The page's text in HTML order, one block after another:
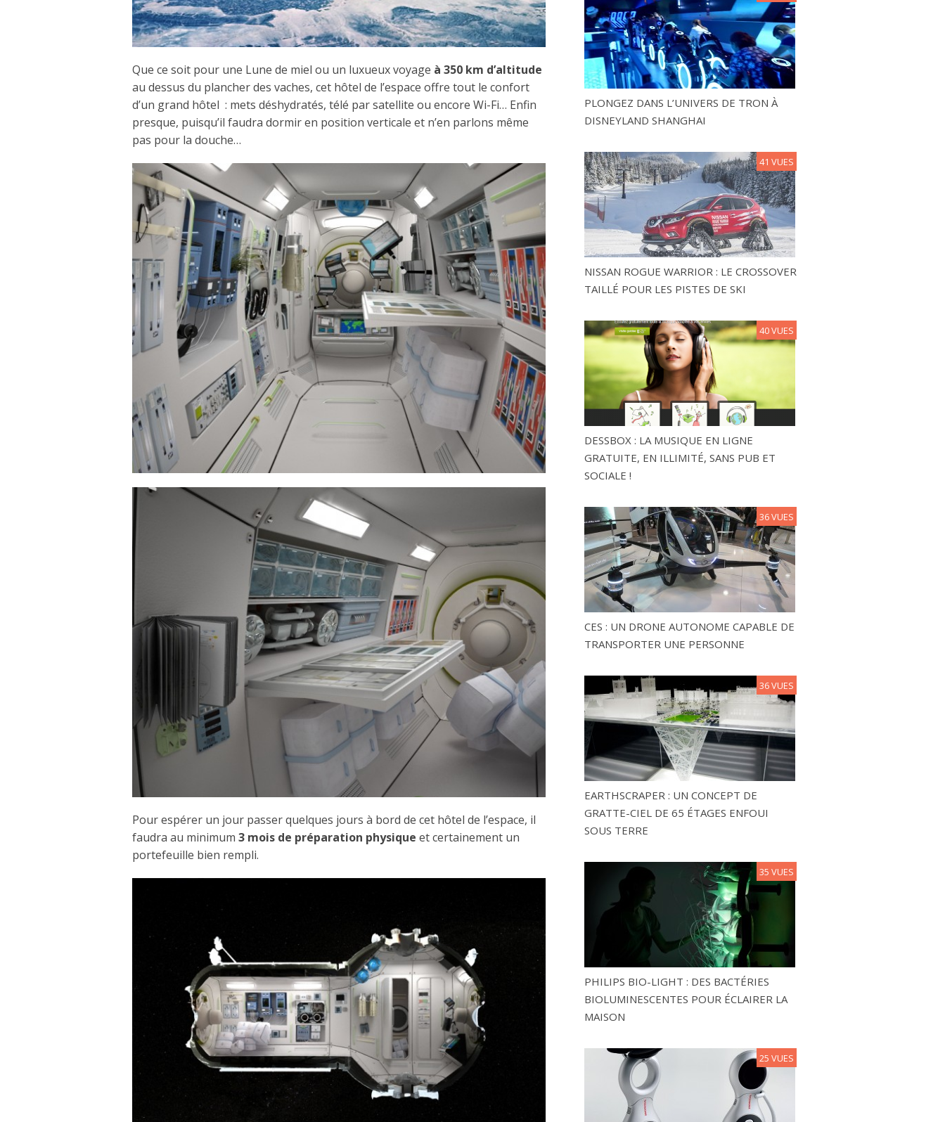
Que ce soit pour une Lune de miel ou un luxueux voyage à 350 km d’altitude
au dessus du plancher des vaches, cet hôtel de l’espace offre tout le confort
d’un grand hôtel : mets déshydratés, télé par satellite ou encore Wi-Fi… Enfin
presque, puisqu’il faudra dormir en position verticale et n’en parlons même
pas pour la douche…
Pour espérer un jour passer quelques jours à bord de cet hôtel de l’espace, il
faudra au minimum 3 mois de préparation physique et certainement un
portefeuille bien rempli.
PLONGEZ DANS L’UNIVERS DE TRON À
DISNEYLAND SHANGHAI
NISSAN ROGUE WARRIOR : LE CROSSOVER
TAILLÉ POUR LES PISTES DE SKI
41 VUES
DESSBOX : LA MUSIQUE EN LIGNE
GRATUITE, EN ILLIMITÉ, SANS PUB ET
SOCIALE !
40 VUES
CES : UN DRONE AUTONOME CAPABLE DE
TRANSPORTER UNE PERSONNE
36 VUES
EARTHSCRAPER : UN CONCEPT DE
GRATTE-CIEL DE 65 ÉTAGES ENFOUI
SOUS TERRE
36 VUES
PHILIPS BIO-LIGHT : DES BACTÉRIES
BIOLUMINESCENTES POUR ÉCLAIRER LA
MAISON
35 VUES
25 VUES